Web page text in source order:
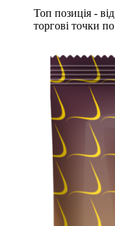
Топ позиція -
торгові точки